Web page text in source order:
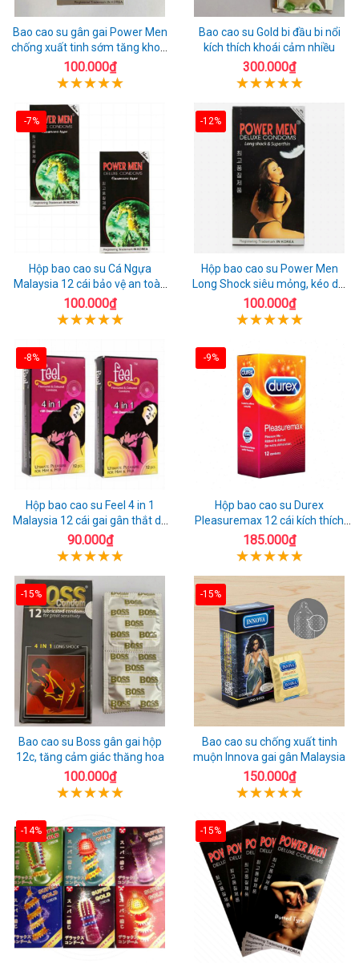
Bao cao su gân gai Power Men
chống xuất tinh sớm tăng khoái
cảm
100.000₫
Bao cao su Gold bi đầu bi nổi
kích thích khoái cảm nhiều
300.000₫
-7%
Hộp bao cao su Cá Ngựa
Malaysia 12 cái bảo vệ an toàn
tuyệt đối
100.000₫
-12%
Hộp bao cao su Power Men
Long Shock siêu mỏng, kéo dài
quan hệ thoải mái
100.000₫
-8%
Hộp bao cao su Feel 4 in 1
Malaysia 12 cái gai gân thắt dễ
sử dụng
90.000₫
-9%
Hộp bao cao su Durex
Pleasuremax 12 cái kích thích
tăng khoái cảm
185.000₫
-15%
Bao cao su Boss gân gai hộp
12c, tăng cảm giác thăng hoa
100.000₫
-15%
Bao cao su chống xuất tinh
muộn Innova gai gân Malaysia
150.000₫
-14% -15%